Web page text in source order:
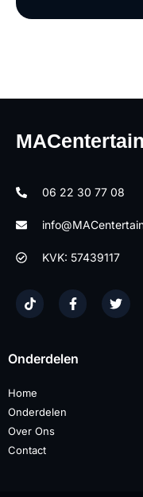
06 22 30 77 08
KVK: 57439117
Onderdelen
Home
Onderdelen
Over Ons
Contact